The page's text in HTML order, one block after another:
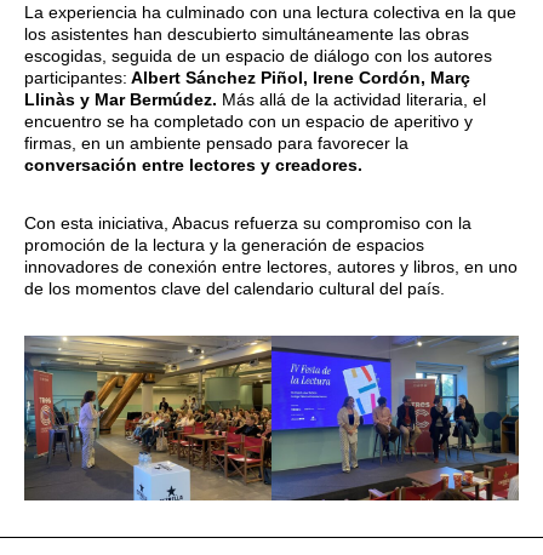
La experiencia ha culminado con una lectura colectiva en la que
los asistentes han descubierto simultáneamente las obras
escogidas, seguida de un espacio de diálogo con los autores
participantes: Albert Sánchez Piñol, Irene Cordón, Març
Llinàs y Mar Bermúdez. Más allá de la actividad literaria, el
encuentro se ha completado con un espacio de aperitivo y
firmas, en un ambiente pensado para favorecer la
conversación entre lectores y creadores.
Con esta iniciativa, Abacus refuerza su compromiso con la
promoción de la lectura y la generación de espacios
innovadores de conexión entre lectores, autores y libros, en uno
de los momentos clave del calendario cultural del país.